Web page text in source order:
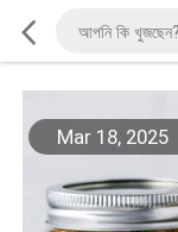
Mar 18, 2025